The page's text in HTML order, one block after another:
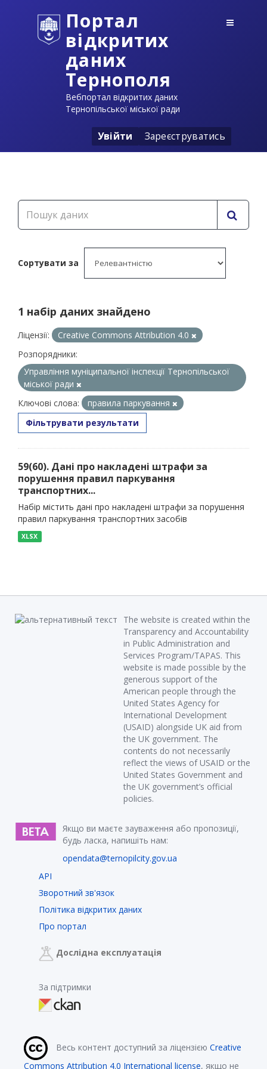
Портал
відкритих
даних
Тернополя
Вебпортал відкритих даних
Тернопільської міської ради
Увійти Зареєструватись
Сортувати за
1 набір даних знайдено
Ліцензії:
Creative Commons Attribution 4.0
Розпорядники:
Управління муніципальної інспекції Тернопільської
міської ради
Ключові слова:
правила паркування
Фільтрувати результати
59(60). Дані про накладені штрафи за
порушення правил паркування
транспортних...
Набір містить дані про накладені штрафи за порушення
правил паркування транспортних засобів
XLSX
The website is created within the
Transparency and Accountability
in Public Administration and
Services Program/TAPAS. This
website is made possible by the
generous support of the
American people through the
United States Agency for
International Development
(USAID) alongside UK aid from
the UK government. The
contents do not necessarily
reflect the views of USAID or the
United States Government and
the UK government’s official
policies.
Якщо ви маєте зауваження або пропозиції,
будь ласка, напишіть нам:
opendata@ternopilcity.gov.ua
API
Зворотний зв'язок
Політика відкритих даних
Про портал
Дослідна експлуатація
За підтримки
Весь контент доступний за ліцензією Creative
Commons Attribution 4.0 International license, якщо не